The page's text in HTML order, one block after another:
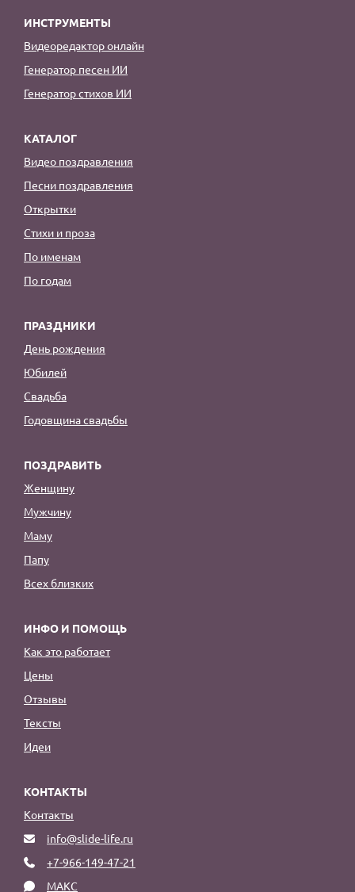
ИНСТРУМЕНТЫ
Видеоредактор онлайн
Генератор песен ИИ
Генератор стихов ИИ
КАТАЛОГ
Видео поздравления
Песни поздравления
Открытки
Стихи и проза
По именам
По годам
ПРАЗДНИКИ
День рождения
Юбилей
Свадьба
Годовщина свадьбы
ПОЗДРАВИТЬ
Женщину
Мужчину
Маму
Папу
Всех близких
ИНФО И ПОМОЩЬ
Как это работает
Цены
Отзывы
Тексты
Идеи
КОНТАКТЫ
Контакты
info@slide-life.ru
+7-966-149-47-21
МАКС